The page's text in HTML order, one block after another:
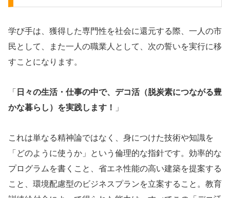
学び手は、獲得した専門性を社会に還元する際、一人の市
民として、また一人の職業人として、次の誓いを実行に移
すことになります。
「 日々の生活・仕事の中で、デコ活（脱炭素につながる豊
かな暮らし）を実践します！
」
これは単なる精神論ではなく、身につけた技術や知識を
「どのように使うか」という倫理的な指針です。効率的な
プログラムを書くこと、省エネ性能の高い建築を提案する
こと、環境配慮型のビジネスプランを立案すること。教育